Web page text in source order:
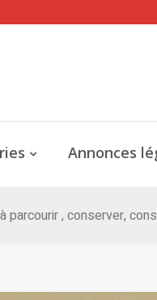
Annonces
parcourir , conserver,